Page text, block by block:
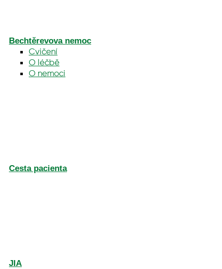
Bechtěrevova nemoc
Cvičení
O léčbě
O nemoci
Cesta pacienta
JIA